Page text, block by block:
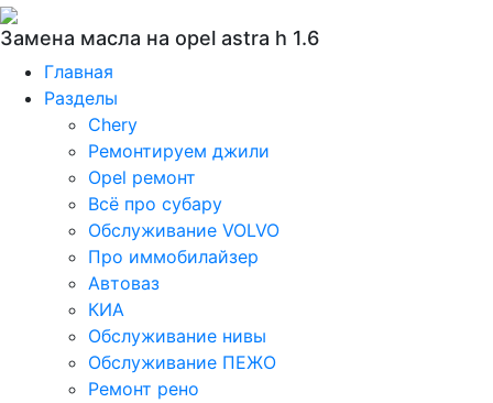
Замена масла на opel astra h 1.6
Главная
Разделы
Chery
Ремонтируем джили
Opel ремонт
Всё про субару
Обслуживание VOLVO
Про иммобилайзер
Автоваз
КИА
Обслуживание нивы
Обслуживание ПЕЖО
Ремонт рено